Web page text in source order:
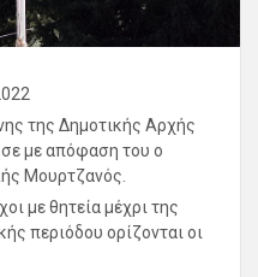
της Δημοτικής Αρχής
με απόφαση του ο
Μουρτζανός.
με θητεία μέχρι της
περιόδου ορίζονται οι